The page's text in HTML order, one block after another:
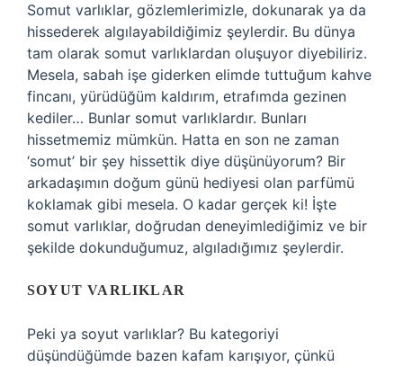
Somut varlıklar, gözlemlerimizle, dokunarak ya da
hissederek algılayabildiğimiz şeylerdir. Bu dünya
tam olarak somut varlıklardan oluşuyor diyebiliriz.
Mesela, sabah işe giderken elimde tuttuğum kahve
fincanı, yürüdüğüm kaldırım, etrafımda gezinen
kediler… Bunlar somut varlıklardır. Bunları
hissetmemiz mümkün. Hatta en son ne zaman
‘somut’ bir şey hissettik diye düşünüyorum? Bir
arkadaşımın doğum günü hediyesi olan parfümü
koklamak gibi mesela. O kadar gerçek ki! İşte
somut varlıklar, doğrudan deneyimlediğimiz ve bir
şekilde dokunduğumuz, algıladığımız şeylerdir.
SOYUT VARLIKLAR
Peki ya soyut varlıklar? Bu kategoriyi
düşündüğümde bazen kafam karışıyor, çünkü